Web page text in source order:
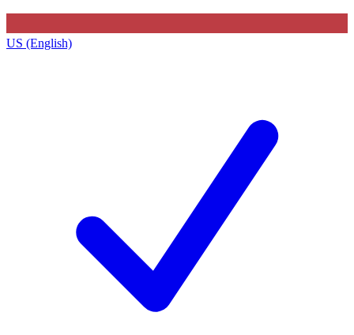
US (English)